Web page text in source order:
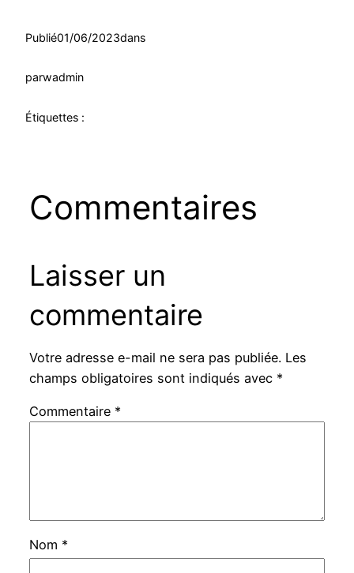
Publié01/06/2023dans
parwadmin
Étiquettes :
Commentaires
Laisser un
commentaire
Votre adresse e-mail ne sera pas publiée. Les
champs obligatoires sont indiqués avec *
Commentaire *
Nom *